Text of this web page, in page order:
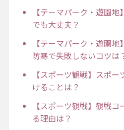
【テーマパーク・遊園
でも大丈夫？
【テーマパーク・遊園地
防寒で失敗しないコツは
【スポーツ観戦】スポ
けることは？
【スポーツ観戦】観戦
る理由は？